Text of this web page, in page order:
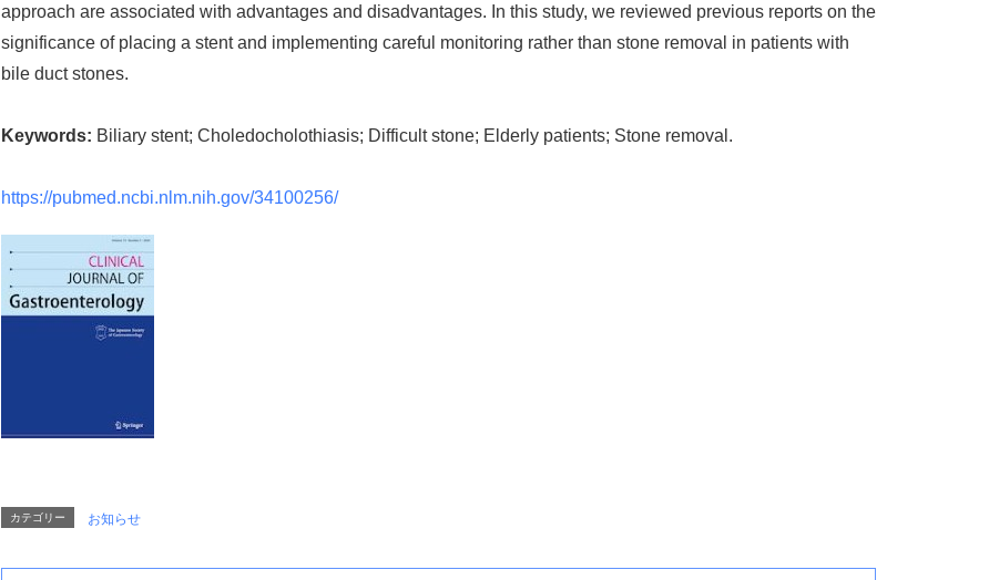
approach are associated with advantages and disadvantages. In this study, we reviewed previous reports on the
significance of placing a stent and implementing careful monitoring rather than stone removal in patients with
bile duct stones.
Keywords: Biliary stent; Choledocholothiasis; Difficult stone; Elderly patients; Stone removal.
https://pubmed.ncbi.nlm.nih.gov/34100256/
カテゴリー お知らせ